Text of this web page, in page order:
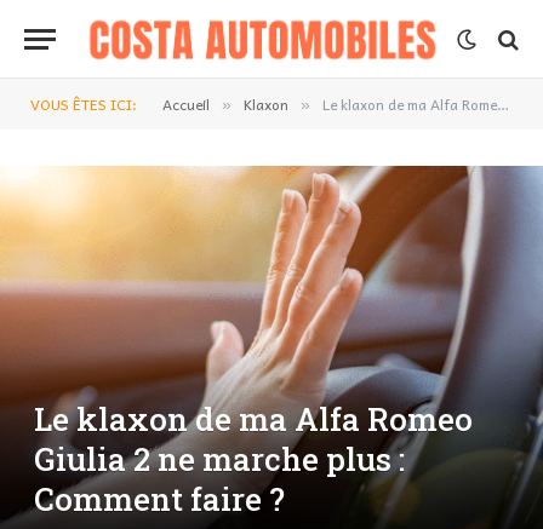
VOUS ÊTES ICI: Accueil » Klaxon » Le klaxon de ma Alfa Romeo Giulia 2 ne marche plus : Comment faire ?
Le klaxon de ma Alfa Romeo
Giulia 2 ne marche plus :
Comment faire ?